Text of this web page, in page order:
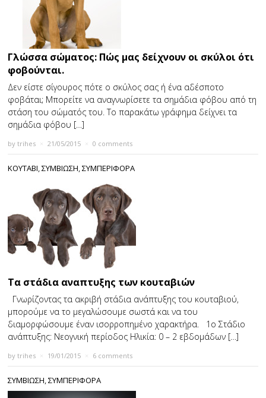
Γλώσσα σώματος: Πώς μας δείχνουν οι σκύλοι ότι
φοβούνται.
Δεν είστε σίγουρος πότε ο σκύλος σας ή ένα αδέσποτο
φοβάται; Μπορείτε να αναγνωρίσετε τα σημάδια φόβου από τη
στάση του σώματός του. Το παρακάτω γράφημα δείχνει τα
σημάδια φόβου […]
bytrihes 21/05/2015 0 comments
ΚΟΥΤΑΒΙ,ΣΥΜΒΙΩΣΗ,ΣΥΜΠΕΡΙΦΟΡΑ
Τα στάδια αναπτυξης των κουταβιών
Γνωρίζοντας τα ακριβή στάδια ανάπτυξης του κουταβιού,
μπορούμε να το μεγαλώσουμε σωστά και να του
διαμορφώσουμε έναν ισορροπημένο χαρακτήρα. 1o Στάδιο
ανάπτυξης: Νεογνική περίοδος Ηλικία: 0 – 2 εβδομάδων […]
bytrihes 19/01/2015 6 comments
ΣΥΜΒΙΩΣΗ,ΣΥΜΠΕΡΙΦΟΡΑ